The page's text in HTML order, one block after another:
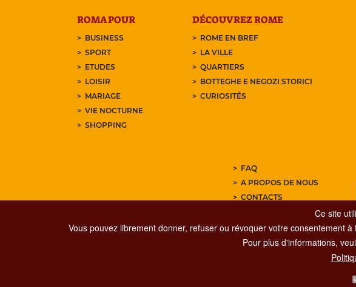
ROMA POUR
BUSINESS
SPORT
ETUDES
LOISIR
MARIAGE
VIE NOCTURNE
SHOPPING
DÉCOUVREZ ROME
ROME EN BREF
LA VILLE
QUARTIERS
BOTTEGHE E NEGOZI STORICI
CURIOSITÉS
FAQ
A PROPOS DE NOUS
CONTACTS
ABONNEZ-VOUS À NOTRE
Ce site
Vous pouvez librement donner, refuser ou révoquer votre consentement
Pour plus d'informations,